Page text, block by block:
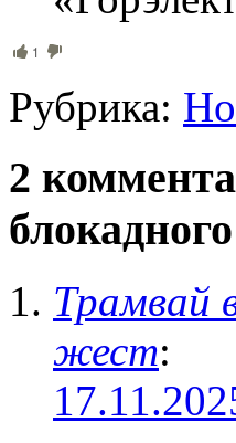
1
Рубрика:
2
Трамвай
жест: